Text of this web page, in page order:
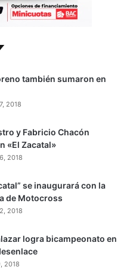
también sumaron en
2018
y Fabricio Chacón
«El Zacatal»
2018
se inaugurará con la
de Motocross
2018
logra bicampeonato en
2018